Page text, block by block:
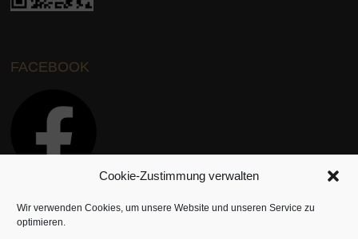
Cookie-Zustimmung verwalten
Wir verwenden Cookies, um unsere Website und unseren Service zu
optimieren.
FACEBOOK
INSTAGRAM